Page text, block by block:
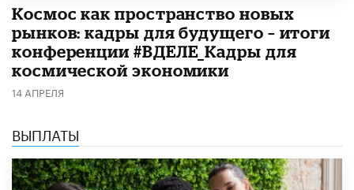
Космос как пространство новых
рынков: кадры для будущего – итоги
конференции #ВДЕЛЕ_Кадры для
космической экономики
14 АПРЕЛЯ
ВЫПЛАТЫ